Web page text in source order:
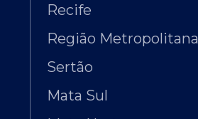
Recife
Região Metropolitana
Sertão
Mata Sul